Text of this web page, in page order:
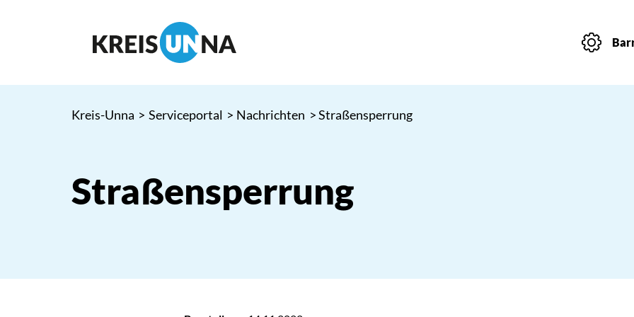
Kreis-Unna > Serviceportal > Nachrichten > Straßensperrung
Straßensperrung